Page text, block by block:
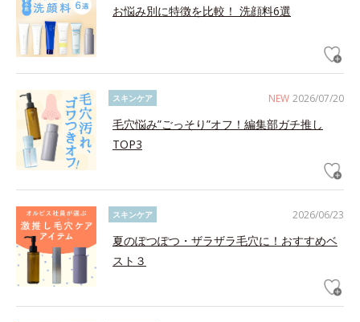
お悩み別に特徴を比較！ 洗顔料6選
NEW 2026/07/20
スキンケア
毛穴悩み”ごっそり”オフ！編集部ガチ推し
TOP3
2026/06/23
スキンケア
夏のぽつぽつ・ザラザラ毛穴に！おすすめベ
スト３